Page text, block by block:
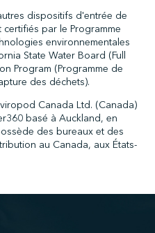
dispositifs d'entrée de
par le Programme
environnementales
State Water Board (Full
Program (Programme de
des déchets).
Canada Ltd. (Canada)
basé à Auckland, en
des bureaux et des
au Canada, aux États-